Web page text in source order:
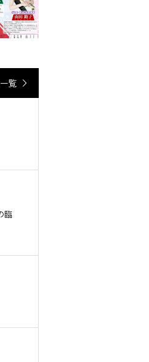
覧
臨